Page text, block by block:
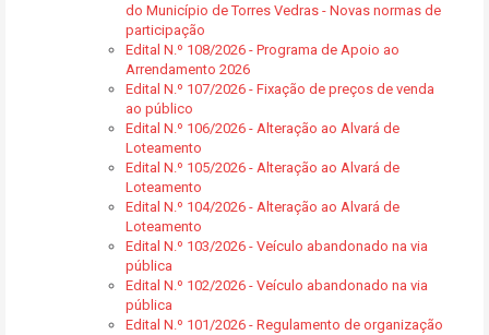
do Município de Torres Vedras - Novas normas de
participação
Edital N.º 108/2026 - Programa de Apoio ao
Arrendamento 2026
Edital N.º 107/2026 - Fixação de preços de venda
ao público
Edital N.º 106/2026 - Alteração ao Alvará de
Loteamento
Edital N.º 105/2026 - Alteração ao Alvará de
Loteamento
Edital N.º 104/2026 - Alteração ao Alvará de
Loteamento
Edital N.º 103/2026 - Veículo abandonado na via
pública
Edital N.º 102/2026 - Veículo abandonado na via
pública
Edital N.º 101/2026 - Regulamento de organização